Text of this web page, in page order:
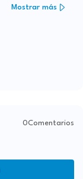
Mostrar más
0Comentarios